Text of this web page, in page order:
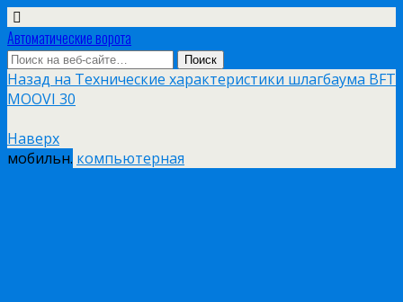
Автоматические ворота
Назад на Технические характеристики шлагбаума BFT
MOOVI 30
Наверх
мобильн. компьютерная